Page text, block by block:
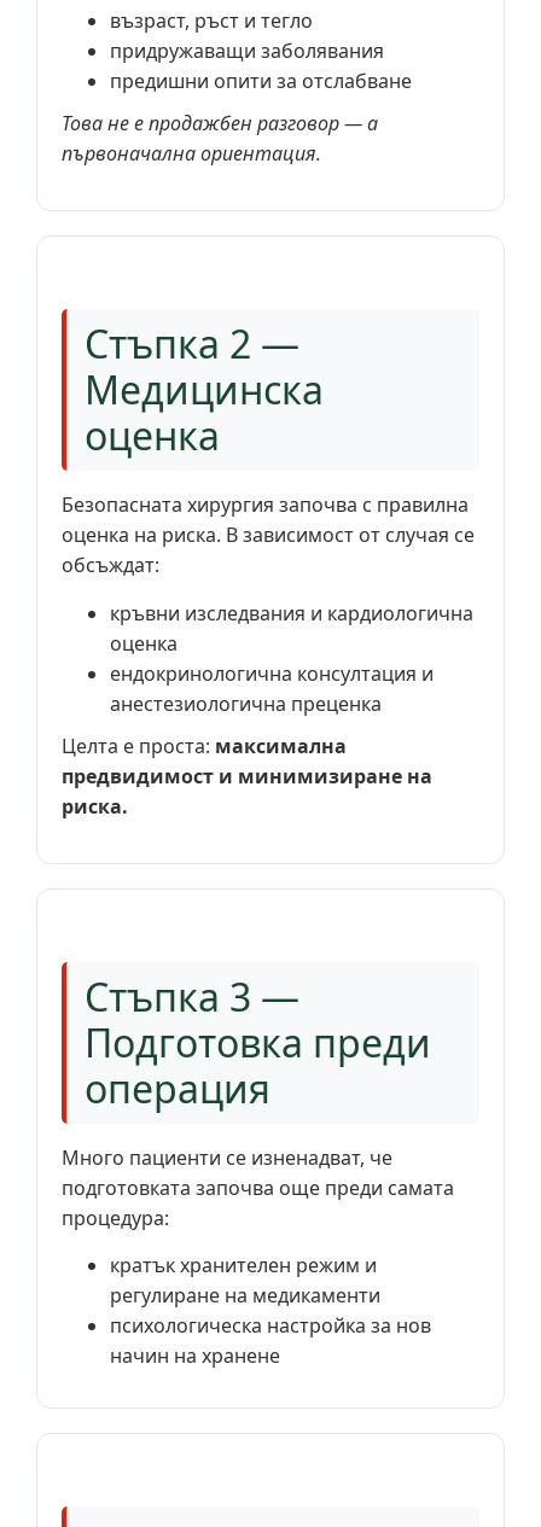
възраст, ръст и тегло
придружаващи заболявания
предишни опити за отслабване
Това не е продажбен разговор — а
първоначална ориентация.
Стъпка 2 —
Медицинска
оценка
Безопасната хирургия започва с правилна
оценка на риска. В зависимост от случая се
обсъждат:
кръвни изследвания и кардиологична
оценка
ендокринологична консултация и
анестезиологична преценка
Целта е проста: максимална
предвидимост и минимизиране на
риска.
Стъпка 3 —
Подготовка преди
операция
Много пациенти се изненадват, че
подготовката започва още преди самата
процедура:
кратък хранителен режим и
регулиране на медикаменти
психологическа настройка за нов
начин на хранене